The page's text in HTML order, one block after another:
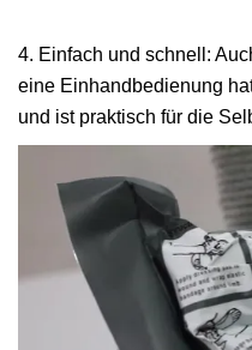
4. Einfach und schnell:
eine Einhandbedienung
und ist praktisch für die